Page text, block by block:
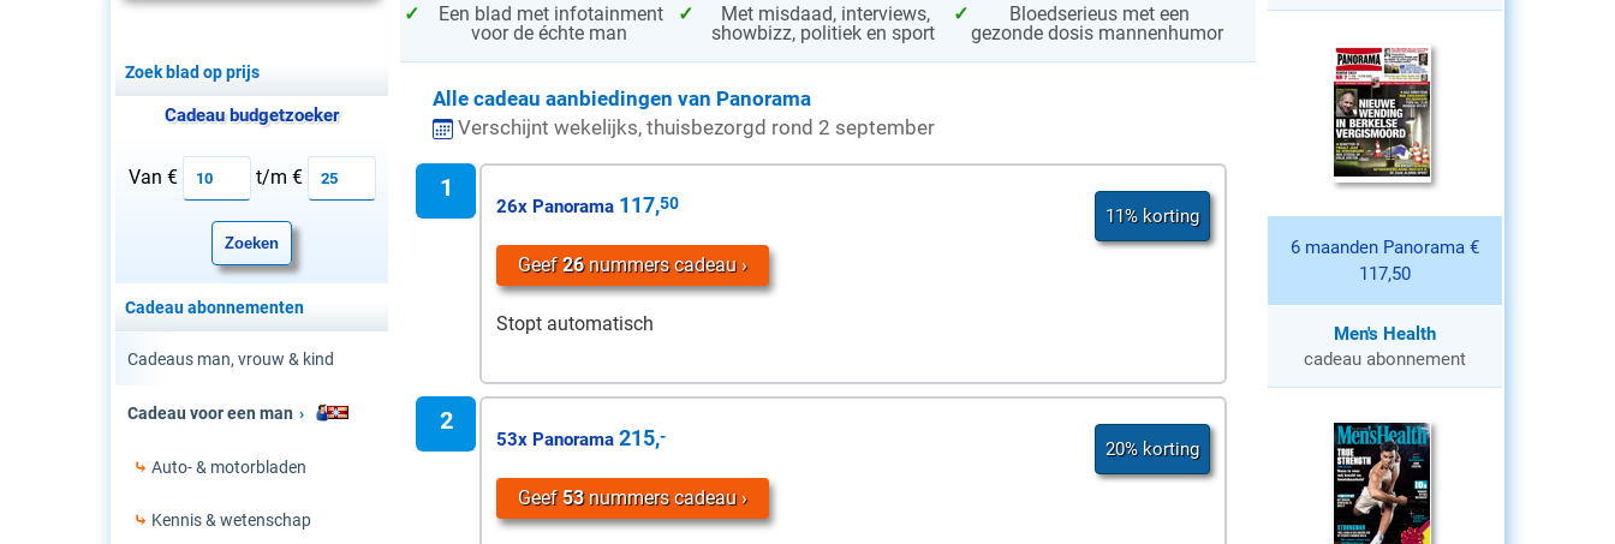
Zoek blad op prijs
Cadeau budgetzoeker
Van € t/m €
Cadeau abonnementen
Cadeaus man, vrouw & kind
Cadeau voor een man
Auto- & motorbladen
Kennis & wetenschap
✓
Een blad met infotainment
voor de échte man
✓
Met misdaad, interviews,
showbizz, politiek en sport
✓
Bloedserieus met een
gezonde dosis mannenhumor
Alle cadeau aanbiedingen van Panorama
Verschijnt wekelijks, thuisbezorgd rond 2 september
26x Panorama 117,50
11% korting
Geef26nummers cadeau
Stopt automatisch
53x Panorama 215,-
20% korting
Geef 53nummers cadeau
6 maanden Panorama €
117,50
Men's Health
cadeau abonnement